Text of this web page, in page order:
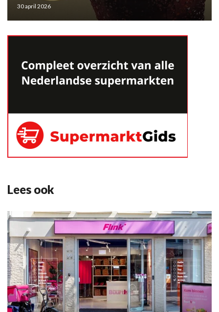
30 april 2026
Lees ook